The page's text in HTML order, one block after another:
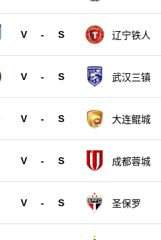
V - S 辽宁铁人
V - S 武汉三镇
V - S 大连鲲城
V - S 成都蓉城
V - S 圣保罗